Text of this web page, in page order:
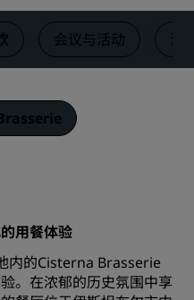
会议与活动 活
用餐体验
内的Cisterna Brasserie
。在浓郁的历史氛围中享